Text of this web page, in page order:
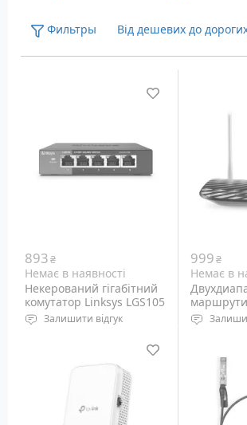
Фильтры Від дешевих до
893₴
Немає в наявності
Некерований гігабітний
комутатор Linksys LGS105
Залишити відгук
999₴
Немає в
Link
802.11b/
802.11ac/
Порти:
RJ-45 -